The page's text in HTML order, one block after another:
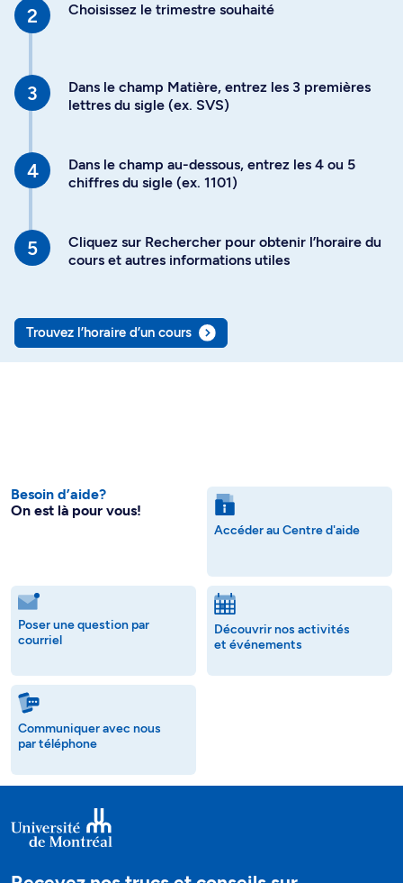
Choisissez le trimestre souhaité
Dans le champ Matière, entrez les 3 premières
lettres du sigle (ex. SVS)
Dans le champ au-dessous, entrez les 4 ou 5
chiffres du sigle (ex. 1101)
Cliquez sur Rechercher pour obtenir l’horaire du
cours et autres informations utiles
Trouvez l’horaire d’un cours
Besoin d’aide?
On est là pour vous!
Accéder au Centre d'aide
Poser une question par
courriel
Découvrir nos activités
et événements
Communiquer avec nous
par téléphone